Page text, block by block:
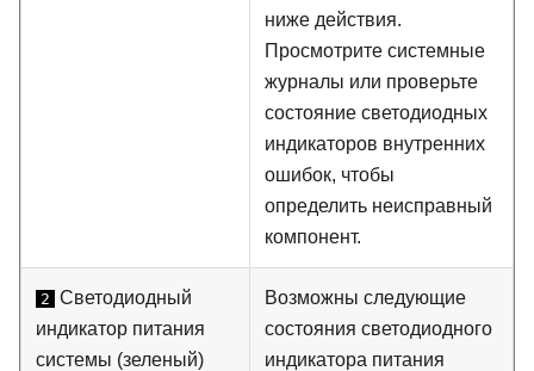
ниже действия.
Просмотрите системные
журналы или проверьте
состояние светодиодных
индикаторов внутренних
ошибок, чтобы
определить неисправный
компонент.
2 Светодиодный
индикатор питания
системы (зеленый)
Возможны следующие
состояния светодиодного
индикатора питания